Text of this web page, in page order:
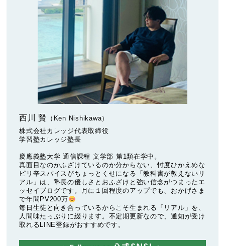
西川 賢
（Ken Nishikawa）
株式会社カレッジ代表取締役
学習塾カレッジ塾長
慶應義塾大学 通信課程 文学部 第1類在学中。
真面目なのかふざけているのか分からない、忖度ひかえめな
ピリ辛スパイスがちょっとくせになる「教科書が教えないリ
アル」は、塾長の優しさとおふざけと強い信念がつまったエ
ッセイブログです。月に１回程度のアップでも、おかげさま
で年間PV200万
毎日生徒と向き合っているからこそ生まれる「リアル」を、
人間味たっぷりに綴ります。不定期更新なので、通知が受け
取れるLINE登録がおすすめです。